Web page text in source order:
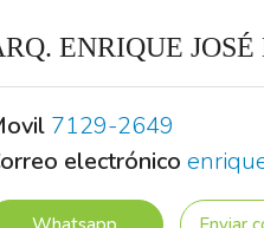
ENRIQUE
7129-2649
electrónico